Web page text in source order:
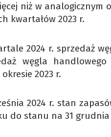
niż w analogicznym
kwartałów 2023 r.
2024 r. sprzedaż
węgla
2023 r.
2024 r. stan
do stanu na 31 grudnia